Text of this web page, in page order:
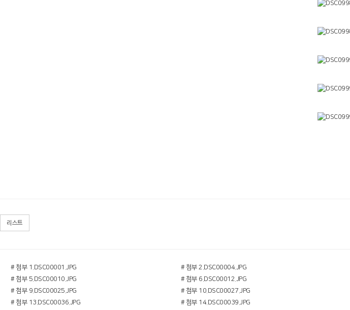
리스트
# 첨부 1.DSC00001.JPG # 첨부 2.DSC00004.JPG
# 첨부 5.DSC00010.JPG
# 첨부 6.DSC00012.JPG
# 첨부 9.DSC00025.JPG
# 첨부 10.DSC00027.JPG
# 첨부 13.DSC00036.JPG
# 첨부 14.DSC00039.JPG